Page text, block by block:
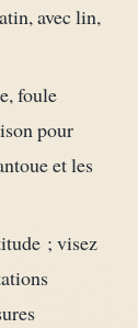
avec lin,
foule
pour
et les
; visez